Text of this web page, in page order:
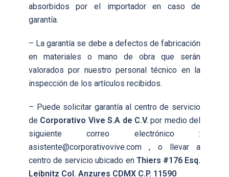
absorbidos por el importador en caso de
garantía.
– La garantía se debe a defectos de fabricación
en materiales o mano de obra que serán
valorados por nuestro personal técnico en la
inspección de los artículos recibidos.
– Puede solicitar garantía al centro de servicio
de Corporativo Vive S.A de C.V. por medio del
siguiente correo electrónico :
asistente@corporativovive.com , o llevar a
centro de servicio ubicado en Thiers #176 Esq.
Leibnitz Col. Anzures CDMX C.P. 11590